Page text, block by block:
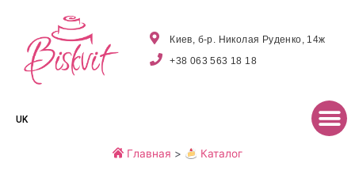
Киев, б-р. Николая Руденко, 14ж
+38 063 563 18 18
UK
Главная > Каталог